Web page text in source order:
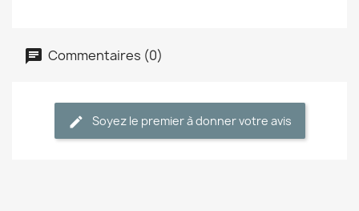
Commentaires (0)
Soyez le premier à donner votre avis